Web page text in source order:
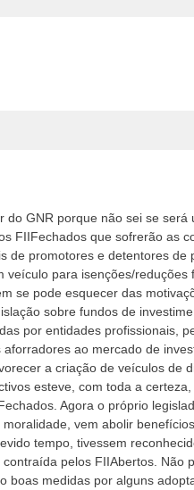
do GNR porque não sei se
FIIFechados que sofrerão as
de promotores e detentores de
veículo para isenções/reduções
se pode esquecer das
sobre fundos de
por entidades profissionais,
ao mercado de
a criação de veículos de
esteve, com toda a
Agora o próprio
vem abolir
tempo, tivessem
pelos FIIAbertos. Não
boas medidas por alguns